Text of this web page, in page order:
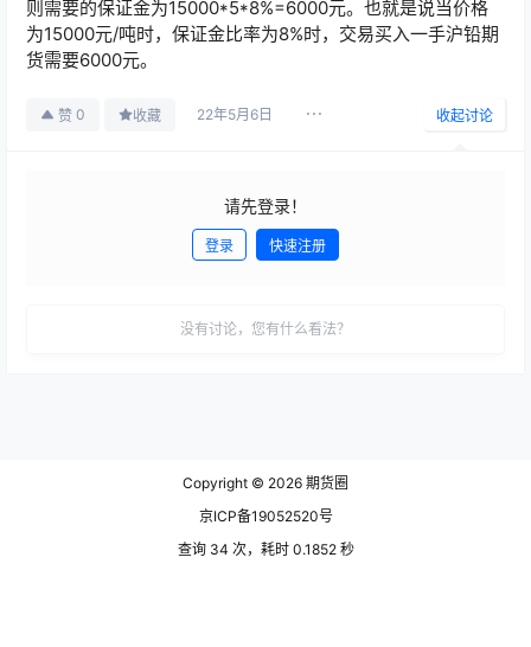
则需要的保证金为15000*5*8%=6000元。也就是说当价格
为15000元/吨时，保证金比率为8%时，交易买入一手沪铅期
货需要6000元。
赞 0 收藏 22年5月6日 收起讨论
请先登录！
登录 快速注册
没有讨论，您有什么看法？
Copyright © 2026 期货圈
京ICP备19052520号
查询 34 次，耗时 0.1852 秒